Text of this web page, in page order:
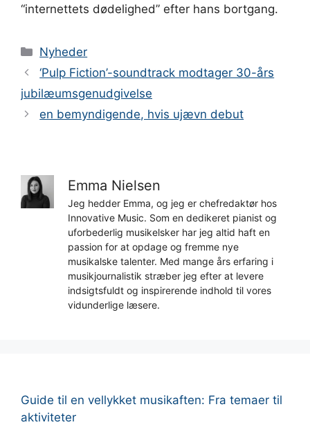
“internettets dødelighed” efter hans bortgang.
Kategorier
Nyheder
‘Pulp Fiction’-soundtrack modtager 30-års
jubilæumsgenudgivelse
en bemyndigende, hvis ujævn debut
Emma Nielsen
Jeg hedder Emma, og jeg er chefredaktør hos
Innovative Music. Som en dedikeret pianist og
uforbederlig musikelsker har jeg altid haft en
passion for at opdage og fremme nye
musikalske talenter. Med mange års erfaring i
musikjournalistik stræber jeg efter at levere
indsigtsfuldt og inspirerende indhold til vores
vidunderlige læsere.
Guide til en vellykket musikaften: Fra temaer til
aktiviteter